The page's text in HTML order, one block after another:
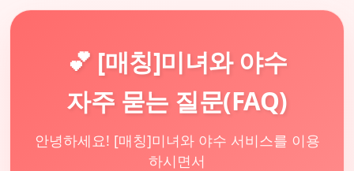
💕 [매칭]미녀와 야수
자주 묻는 질문(FAQ)
안녕하세요! [매칭]미녀와 야수 서비스를 이용
하시면서